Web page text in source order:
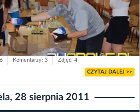
Komentarzy: 3 Zdjęć: 4
CZYTAJ DALEJ >>
28 sierpnia 2011